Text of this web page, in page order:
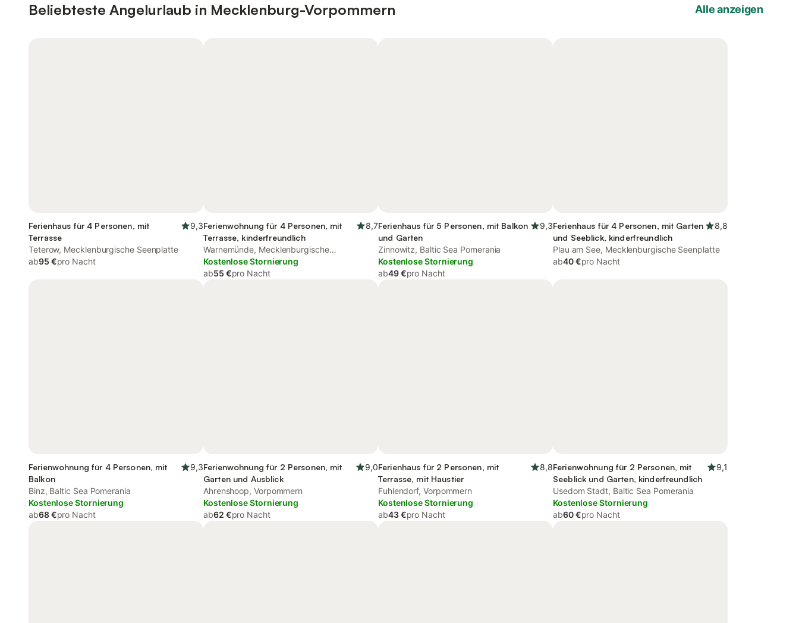
Beliebteste Angelurlaub in Mecklenburg-Vorpommern Alle anzeigen
Ferienhaus für 4 Personen, mit
Terrasse
9,3
Teterow, Mecklenburgische Seenplatte
ab95 €pro Nacht
Ferienwohnung für 4 Personen, mit
Terrasse, kinderfreundlich
8,7
Warnemünde, Mecklenburgische
Ostseeküste
Kostenlose Stornierung
ab55 €pro Nacht
Ferienhaus für 5 Personen, mit Balkon
und Garten
9,3
Zinnowitz, Baltic Sea Pomerania
Kostenlose Stornierung
ab49 €pro Nacht
Ferienhaus für 4 Personen, mit Garten
und Seeblick, kinderfreundlich
8,8
Plau am See, Mecklenburgische Seenplatte
ab40 €pro Nacht
Ferienwohnung für 4 Personen, mit
Balkon
9,3
Binz, Baltic Sea Pomerania
Kostenlose Stornierung
ab68 €pro Nacht
Ferienwohnung für 2 Personen, mit
Garten und Ausblick
9,0
Ahrenshoop, Vorpommern
Kostenlose Stornierung
ab62 €pro Nacht
Ferienhaus für 2 Personen, mit
Terrasse, mit Haustier
8,8
Fuhlendorf, Vorpommern
Kostenlose Stornierung
ab43 €pro Nacht
Ferienwohnung für 2 Personen, mit
Seeblick und Garten, kinderfreundlich
9,1
Usedom Stadt, Baltic Sea Pomerania
Kostenlose Stornierung
ab60 €pro Nacht